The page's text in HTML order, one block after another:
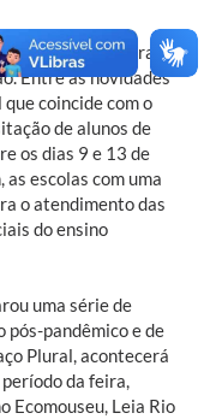
organizadora
Entre as novidades
coincide com o
de alunos de
os dias 9 e 13 de
as escolas com uma
o atendimento das
do ensino
uma série de
pós-pandêmico e de
Plural, acontecerá
da feira,
Ecomouseu, Leia Rio